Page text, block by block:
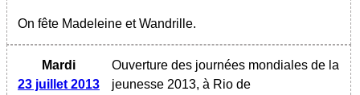
On fête Madeleine et Wandrille.
Mardi
23 juillet 2013
Ouverture des journées mondiales de la
jeunesse 2013, à Rio de